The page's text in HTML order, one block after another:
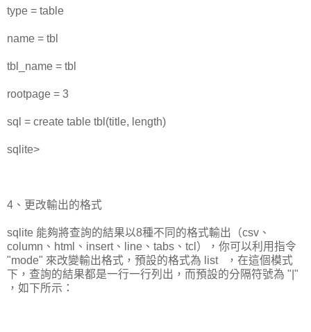
type = table
name = tbl
tbl_name = tbl
rootpage = 3
sql = create table tbl(title, length)
sqlite>
4、更改輸出的格式
sqlite 能夠將查詢的結果以8種不同的格式輸出（csv、
column、html、insert、line、tabs、tcl），你可以利用指令
"mode" 來改變輸出格式，預設的格式為 list ，在這個模式
下，查詢的結果都是一行一行列出，而預設的分隔符號為 "|"
，如下所示：